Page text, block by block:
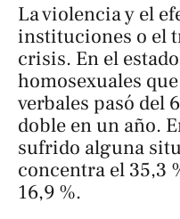
La violencia y el
instituciones o el
crisis. En el
homosexuales
verbales pasó del
doble en un año.
sufrido alguna
concentra el 35,3
16,9 %.